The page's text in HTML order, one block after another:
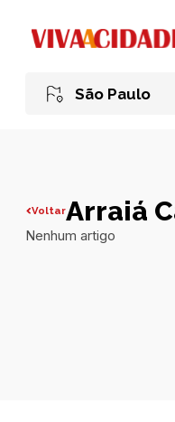
São Paulo
VoltarArraiá
Nenhum artigo